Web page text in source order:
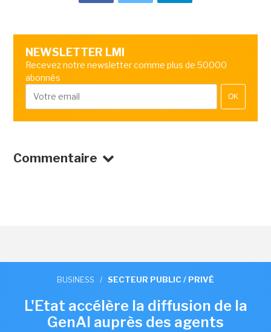
NEWSLETTER LMI
Recevez notre newsletter comme plus de 50000
abonnés
OK
Commentaire
BUSINESS / SECTEUR PUBLIC / PRIVÉ
L'Etat accélère la diffusion de la
GenAI auprès des agents